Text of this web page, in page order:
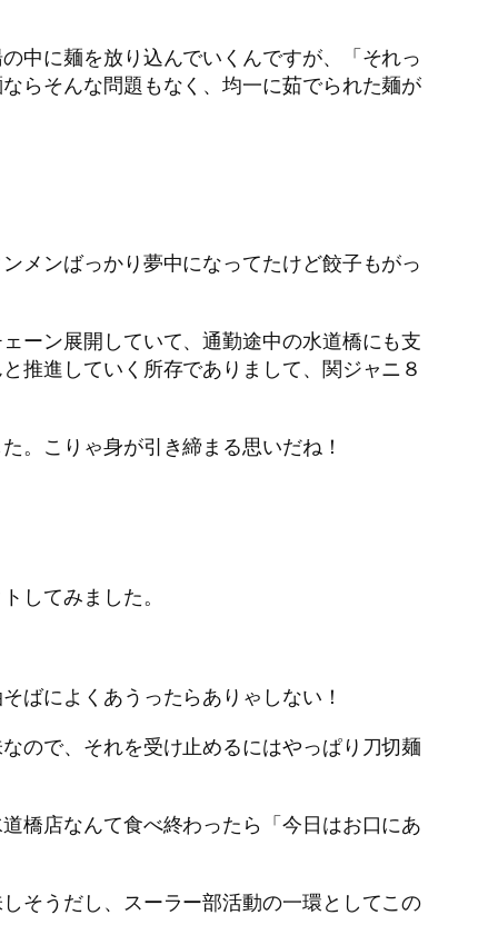
中に麺を放り込んでいくんですが、「それっ
らそんな問題もなく、均一に茹でられた麺が
メンばっかり夢中になってたけど餃子もがっ
ーン展開していて、通勤途中の水道橋にも支
推進していく所存でありまして、関ジャニ８
。こりゃ身が引き締まる思いだね！
してみました。
によくあうったらありゃしない！
ので、それを受け止めるにはやっぱり刀切麺
橋店なんて食べ終わったら「今日はお口にあ
そうだし、スーラー部活動の一環としてこの